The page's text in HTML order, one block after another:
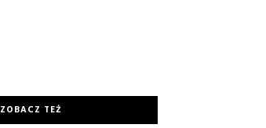
ZOBACZ TEŻ